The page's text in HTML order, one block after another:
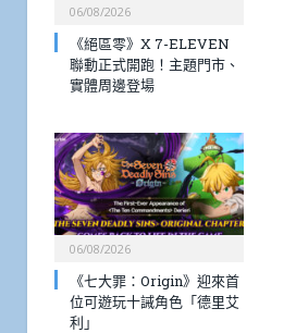
06/08/2026
《絕區零》X 7-ELEVEN
聯動正式開跑！主題門市、
實體周邊登場
06/08/2026
《七大罪：Origin》迎來首
位可遊玩十誡角色「德里艾
利」